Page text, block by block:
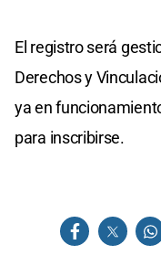
El registro será
Derechos y
ya en
para inscribirse.